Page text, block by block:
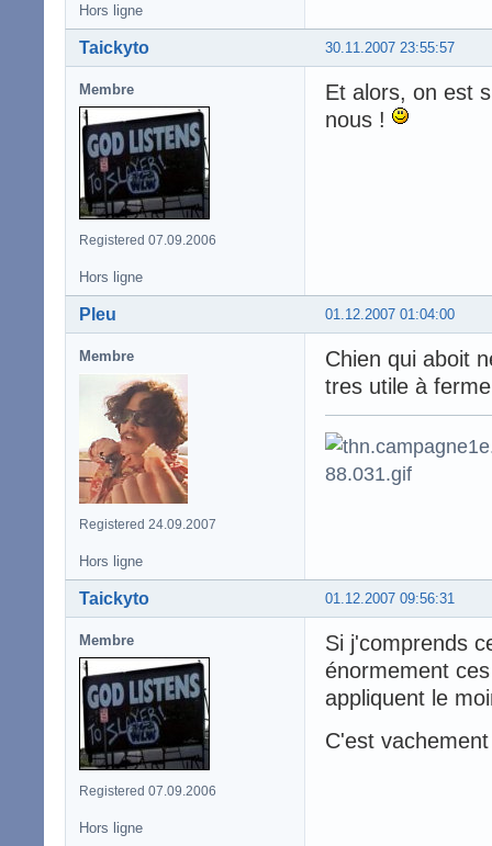
Hors ligne
30.11.2007 23:55:57
Taickyto
Membre
Registered 07.09.2006
Et alors, on est
nous !
Hors ligne
01.12.2007 01:04:00
Pleu
Membre
Registered 24.09.2007
Chien qui aboit
tres utile à
Hors ligne
01.12.2007 09:56:31
Taickyto
Membre
Registered 07.09.2006
Si j'comprends
énormement
appliquent le
C'est
Hors ligne